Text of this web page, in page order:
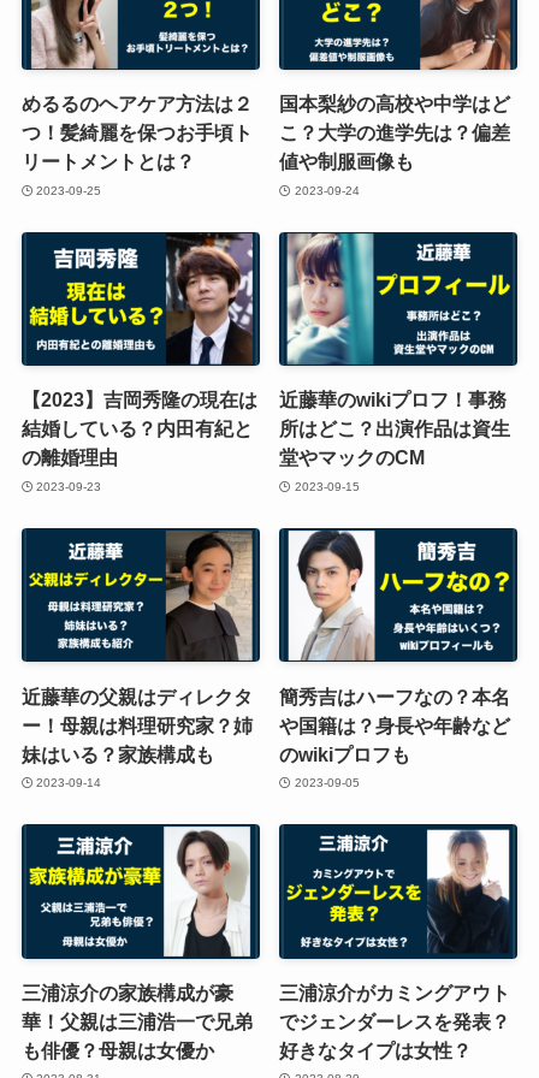
めるるのヘアケア方法は２
つ！髪綺麗を保つお手頃ト
リートメントとは？
2023-09-25
国本梨紗の高校や中学はど
こ？大学の進学先は？偏差
値や制服画像も
2023-09-24
【2023】吉岡秀隆の現在は
結婚している？内田有紀と
の離婚理由
2023-09-23
近藤華のwikiプロフ！事務
所はどこ？出演作品は資生
堂やマックのCM
2023-09-15
近藤華の父親はディレクタ
ー！母親は料理研究家？姉
妹はいる？家族構成も
2023-09-14
簡秀吉はハーフなの？本名
や国籍は？身長や年齢など
のwikiプロフも
2023-09-05
三浦涼介の家族構成が豪
華！父親は三浦浩一で兄弟
も俳優？母親は女優か
三浦涼介がカミングアウト
でジェンダーレスを発表？
好きなタイプは女性？